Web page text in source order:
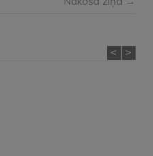
< >